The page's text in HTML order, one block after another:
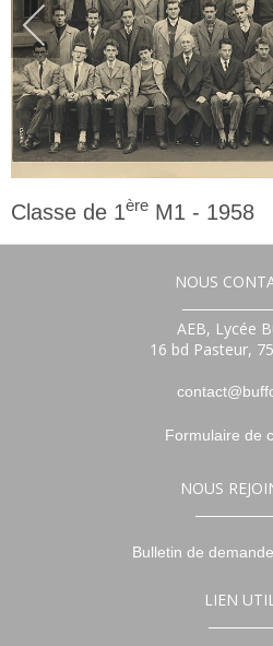
Classe de 1ère M1 - 1958
1ère
NOUS
AEB, Lycée
16 bd Pasteur,
Formulaire de
NOUS
Bulletin de
LIEN